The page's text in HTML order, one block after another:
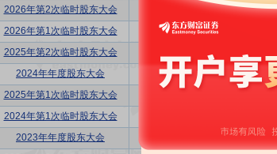
2026年第2次临时股东大会
-
2026年第1次临时股东大会
-
2025年第2次临时股东大会
董事换届议案
2024年年度股东大会
利润分配方案,年度报告(摘要)...
2025年第1次临时股东大会
2024年第1次临时股东大会
2023年年度股东大会
利润分配方案,年度报告(摘要)...